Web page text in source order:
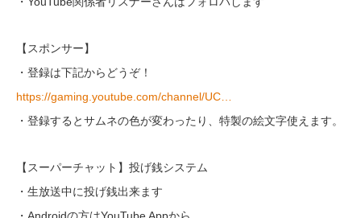
【スポンサー】
・登録は下記からどうぞ！
https://gaming.youtube.com/channel/UC…
・登録するとサムネの色が変わったり、特製の絵文字使えます。
【スーパーチャット】投げ銭システム
・生放送中に投げ銭出来ます
・Androidの方はYouTube Appから